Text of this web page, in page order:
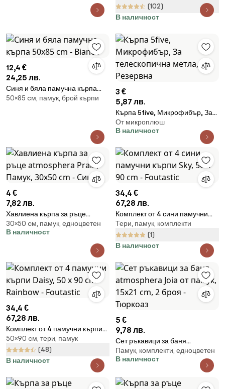
Rainbow - Foutastic
(102)
В наличност
12,4 €
24,25 лв.
Синя и бяла памучна кърпа
50x85 cm - Bianca
50×85 cм, памук, брой кърпи
3 €
5,87 лв.
Кърпа 5five, Микрофибър, За
телескопична метла, Резервна
От микроплюш
В наличност
4 €
7,82 лв.
Хавлиена кърпа за ръце
atmosphera Praia, Памук,
30x50 cm - Син
30×50 cм, памук, едноцветен
В наличност
34,4 €
67,28 лв.
Комплект от 4 сини памучни
кърпи Sky, 50 x 90 cm -
Foutastic
Тери, памук, комплекти
(1)
В наличност
34,4 €
67,28 лв.
Комплект от 4 памучни кърпи
Daisy, 50 x 90 cm Rainbow -
Foutastic
50×90 cм, тери, памук
(48)
В наличност
5 €
9,78 лв.
Сет ръкавици за баня
atmosphera Joia от памук, 15x21
cm, 2 броя - Тюркоаз
Памук, комплекти, едноцветен
В наличност